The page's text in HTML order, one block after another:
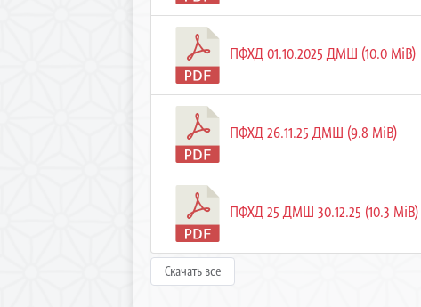
ПФХД 01.10.2025 ДМШ (10.0 MiB)
ПФХД 26.11.25 ДМШ (9.8 MiB)
ПФХД 25 ДМШ 30.12.25 (10.3 MiB)
Скачать все